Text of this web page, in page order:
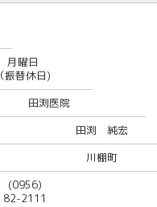
月曜日
（振替休日)
田渕医院
田渕 純宏
川棚町
(0956)
82-2111